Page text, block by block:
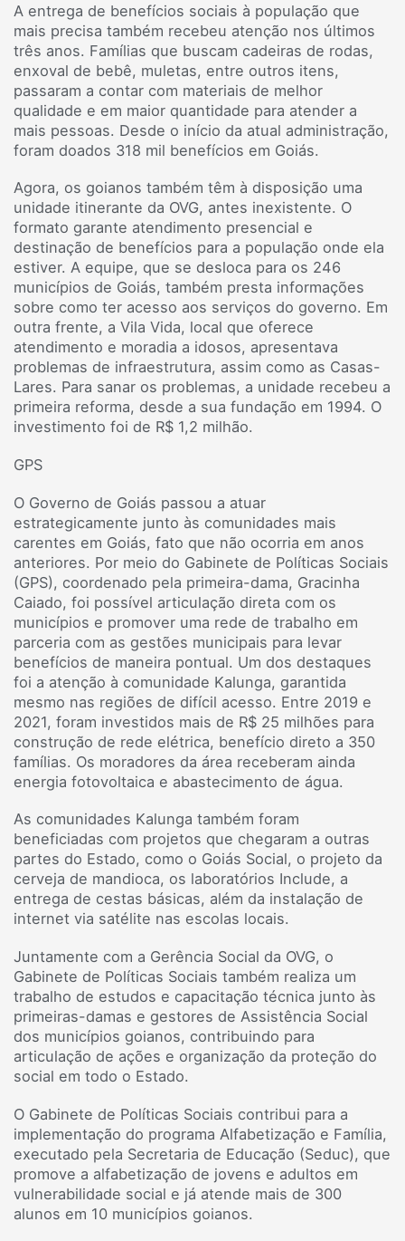
A entrega de benefícios sociais à população que
mais precisa também recebeu atenção nos últimos
três anos. Famílias que buscam cadeiras de rodas,
enxoval de bebê, muletas, entre outros itens,
passaram a contar com materiais de melhor
qualidade e em maior quantidade para atender a
mais pessoas. Desde o início da atual administração,
foram doados 318 mil benefícios em Goiás.
Agora, os goianos também têm à disposição uma
unidade itinerante da OVG, antes inexistente. O
formato garante atendimento presencial e
destinação de benefícios para a população onde ela
estiver. A equipe, que se desloca para os 246
municípios de Goiás, também presta informações
sobre como ter acesso aos serviços do governo. Em
outra frente, a Vila Vida, local que oferece
atendimento e moradia a idosos, apresentava
problemas de infraestrutura, assim como as Casas-
Lares. Para sanar os problemas, a unidade recebeu a
primeira reforma, desde a sua fundação em 1994. O
investimento foi de R$ 1,2 milhão.
GPS
O Governo de Goiás passou a atuar
estrategicamente junto às comunidades mais
carentes em Goiás, fato que não ocorria em anos
anteriores. Por meio do Gabinete de Políticas Sociais
(GPS), coordenado pela primeira-dama, Gracinha
Caiado, foi possível articulação direta com os
municípios e promover uma rede de trabalho em
parceria com as gestões municipais para levar
benefícios de maneira pontual. Um dos destaques
foi a atenção à comunidade Kalunga, garantida
mesmo nas regiões de difícil acesso. Entre 2019 e
2021, foram investidos mais de R$ 25 milhões para
construção de rede elétrica, benefício direto a 350
famílias. Os moradores da área receberam ainda
energia fotovoltaica e abastecimento de água.
As comunidades Kalunga também foram
beneficiadas com projetos que chegaram a outras
partes do Estado, como o Goiás Social, o projeto da
cerveja de mandioca, os laboratórios Include, a
entrega de cestas básicas, além da instalação de
internet via satélite nas escolas locais.
Juntamente com a Gerência Social da OVG, o
Gabinete de Políticas Sociais também realiza um
trabalho de estudos e capacitação técnica junto às
primeiras-damas e gestores de Assistência Social
dos municípios goianos, contribuindo para
articulação de ações e organização da proteção do
social em todo o Estado.
O Gabinete de Políticas Sociais contribui para a
implementação do programa Alfabetização e Família,
executado pela Secretaria de Educação (Seduc), que
promove a alfabetização de jovens e adultos em
vulnerabilidade social e já atende mais de 300
alunos em 10 municípios goianos.